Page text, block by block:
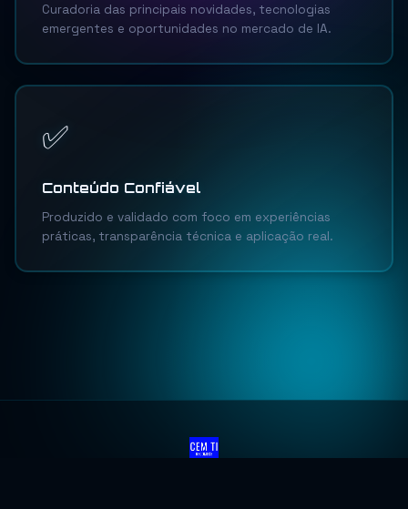
Curadoria das principais novidades, tecnologias
emergentes e oportunidades no mercado de IA.
✅
Conteúdo Confiável
Produzido e validado com foco em experiências
práticas, transparência técnica e aplicação real.